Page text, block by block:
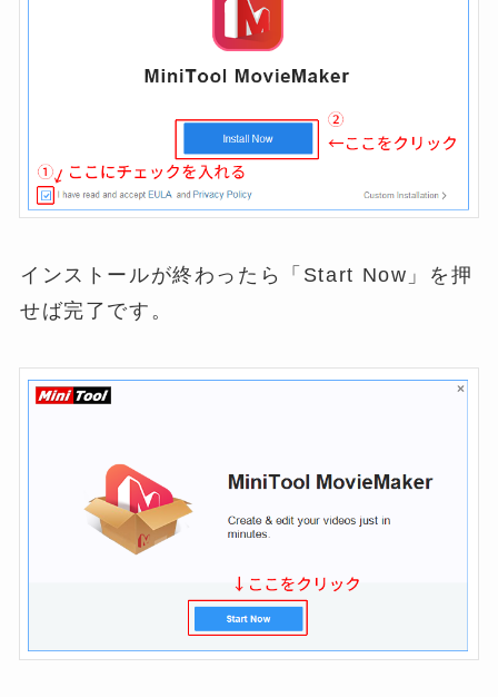
インストールが終わったら「Start Now」を押
せば完了です。